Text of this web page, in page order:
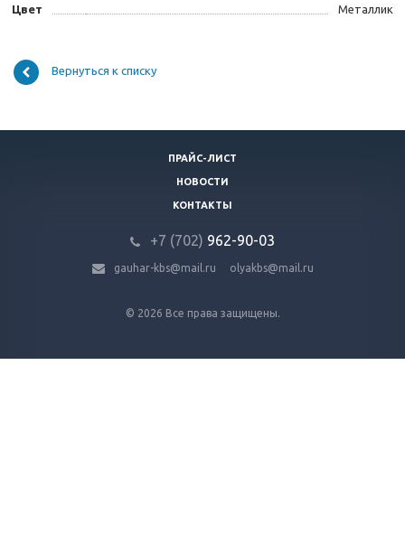
Цвет Металлик
Вернуться к списку
ПРАЙС-ЛИСТ
НОВОСТИ
КОНТАКТЫ
+7 (702) 962-90-03
gauhar-kbs@mail.ru olyakbs@mail.ru
© 2026 Все права защищены.